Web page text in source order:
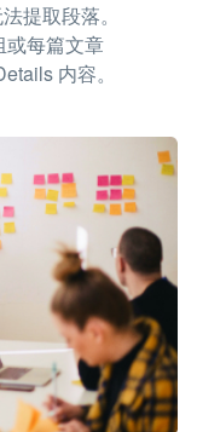
提取段落。
或每篇文章
内容。